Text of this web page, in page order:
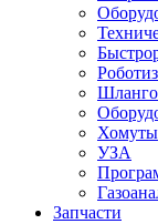
Хомуты
УЗА
Запчасти